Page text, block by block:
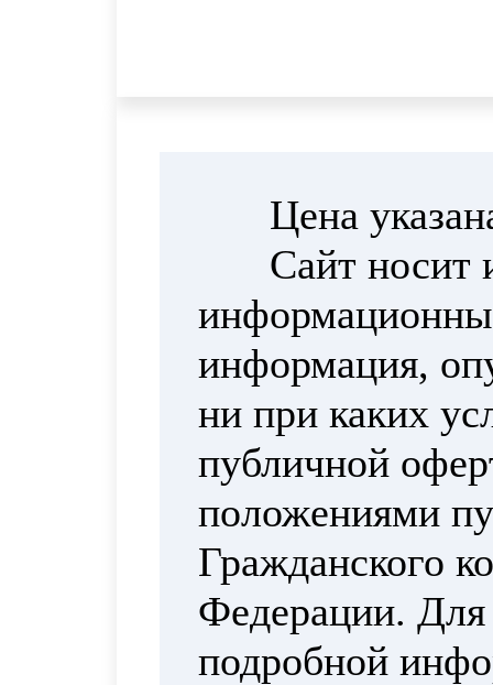
Цена
Сайт носит
информация,
ни при каких
публичной
положениями
Гражданского
Федерации. Для
подробной